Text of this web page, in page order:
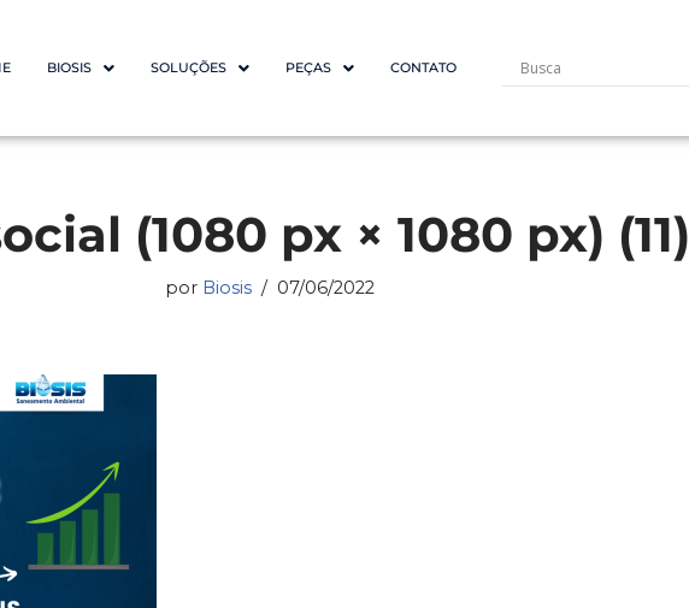
BIOSIS SOLUÇÕES PEÇAS CONTATO
(1080 px × 1080 px) (11)
por Biosis 07/06/2022